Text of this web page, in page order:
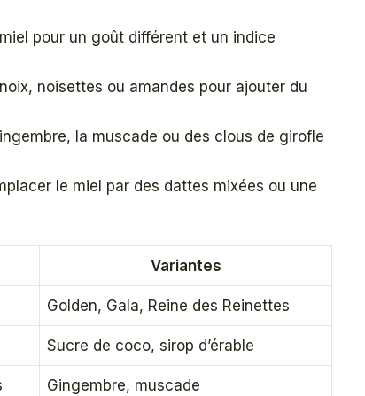
pour un goût différent et un indice
noisettes ou amandes pour ajouter du
la muscade ou des clous de girofle
le miel par des dattes mixées ou une
Variantes
Golden, Gala, Reine des Reinettes
Sucre de coco, sirop d’érable
Gingembre, muscade